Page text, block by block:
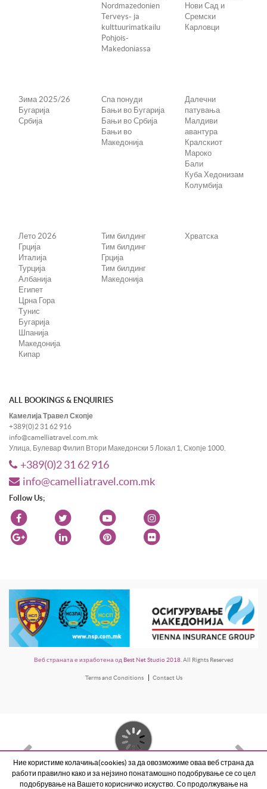
Nordmazedonien
Terveys- ja
kulttuurimatkailu
Pohjois-
Makedoniassa
Нови Сад и
Сремски
Карловци
Зима 2025/26
Бугарија
Србија
Спа понуди
Бањи во Бугарија
Бањи во Србија
Бањи во
Македонија
Далечни
патувања
Малдиви
авантура
Кралскиот
Мароко
Бали
Куба Хедонизам
Колумбија
Лето 2026
Грција
Италија
Турција
Албанија
Египет
Црна Гора
Tунис
Бугарија
Шпанија
Македонија
Кипар
Тим билдинг
Тим билдинг
Грција
Тим билдинг
Македонија
Хрватска
ALL BOOKINGS & ENQUIRIES
Камелија Травел Скопје
+389(0)2 31 62 916
info@camelliatravel.com.mk
Улица, Булевар Филип Втори Македонски 5 Локал 1, Скопје 1000.
+389(0)2 31 62 916
info@camelliatravel.com.mk
Follow Us;
Веб страната е изработена од Best Net Studio 2018. All Rights Reserved
Terms and Conditions Contact Us
Ние користиме колачиња(cookies) за да овозможиме оваа веб страна да
работи правилно како и за нејзино понатамошно подобрување се со цел
подобрување на Вашето корисничко искуство. Со продолжување на